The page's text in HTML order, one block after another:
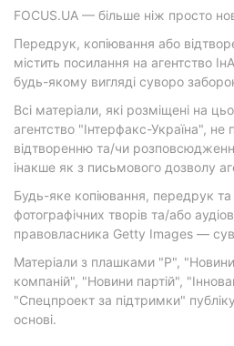
FOCUS.UA — більше ніж просто
Передрук, копіювання або
містить посилання на агентство
будь-якому вигляді суворо
Всі матеріали, які розміщені на
агентство "Інтерфакс-Україна",
відтворенню та/чи
інакше як з письмового дозволу
Будь-яке копіювання, передрук та
фотографічних творів та/або
правовласника Getty Images —
Матеріали з плашками "Р",
компаній", "Новини партій",
"Спецпроект за підтримки"
основі.